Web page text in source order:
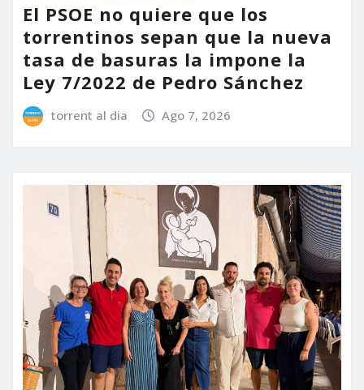
El PSOE no quiere que los
torrentinos sepan que la nueva
tasa de basuras la impone la
Ley 7/2022 de Pedro Sánchez
torrent al dia Ago 7, 2026